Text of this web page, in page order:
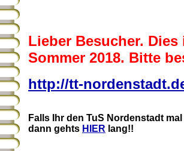
Lieber Besucher.
Sommer 2018. Bitte
http://tt-
Falls Ihr den TuS Nordenstadt
dann gehts HIER lang!!